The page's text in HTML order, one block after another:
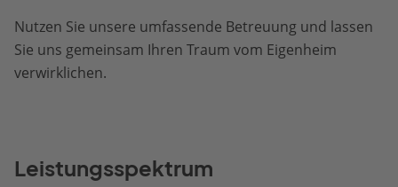
Nutzen Sie unsere umfassende Betreuung und lassen
Sie uns gemeinsam Ihren Traum vom Eigenheim
verwirklichen.
Leistungsspektrum